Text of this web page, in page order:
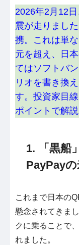
2026年2月12
震が走りまし
携。これは単
元を超え、日
てはソフトバ
リオを書き換
す。投資家目
ポイントで解説
1. 「黒船
PayPay
これまで日本の
懸念されてきま
クに乗ることで
れました。